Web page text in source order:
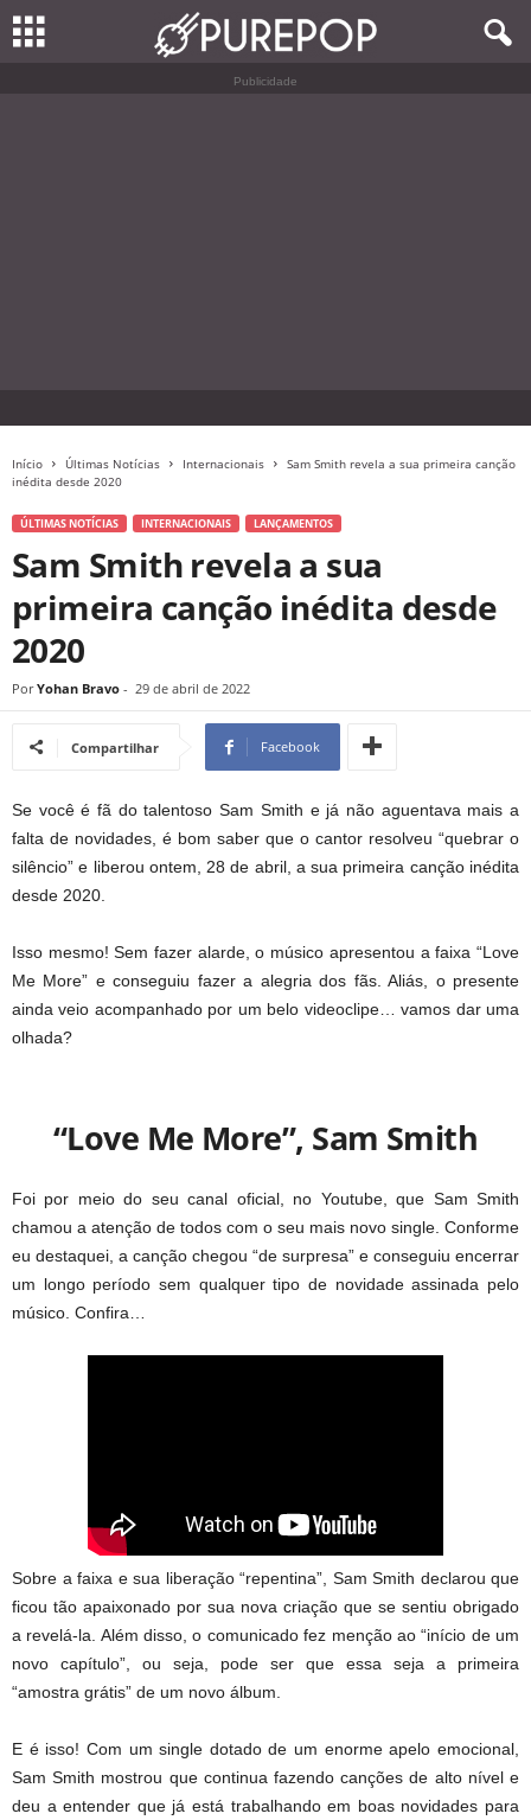
Publicidade
Início Últimas Notícias Internacionais
Sam Smith revela a sua primeira canção
inédita desde 2020
ÚLTIMAS NOTÍCIAS INTERNACIONAIS LANÇAMENTOS
Sam Smith revela a sua
primeira canção inédita desde
2020
Por Yohan Bravo - 29 de abril de 2022
Compartilhar Facebook
Se você é fã do talentoso Sam Smith e já não aguentava mais a
falta de novidades, é bom saber que o cantor resolveu “quebrar o
silêncio” e liberou ontem, 28 de abril, a sua primeira canção inédita
desde 2020.
Isso mesmo! Sem fazer alarde, o músico apresentou a faixa “Love
Me More” e conseguiu fazer a alegria dos fãs. Aliás, o presente
ainda veio acompanhado por um belo videoclipe… vamos dar uma
olhada?
“Love Me More”, Sam Smith
Foi por meio do seu canal oficial, no Youtube, que Sam Smith
chamou a atenção de todos com o seu mais novo single. Conforme
eu destaquei, a canção chegou “de surpresa” e conseguiu encerrar
um longo período sem qualquer tipo de novidade assinada pelo
músico. Confira…
Sobre a faixa e sua liberação “repentina”, Sam Smith declarou que
ficou tão apaixonado por sua nova criação que se sentiu obrigado
a revelá-la. Além disso, o comunicado fez menção ao “início de um
novo capítulo”, ou seja, pode ser que essa seja a primeira
“amostra grátis” de um novo álbum.
E é isso! Com um single dotado de um enorme apelo emocional,
Sam Smith mostrou que continua fazendo canções de alto nível e
deu a entender que já está trabalhando em boas novidades para